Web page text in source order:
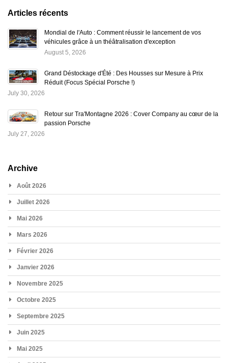
Articles récents
Mondial de l'Auto : Comment réussir le lancement de vos
véhicules grâce à un théâtralisation d'exception
August 5, 2026
Grand Déstockage d'Été : Des Housses sur Mesure à Prix
Réduit (Focus Spécial Porsche !)
July 30, 2026
Retour sur Tra'Montagne 2026 : Cover Company au cœur de la
passion Porsche
July 27, 2026
Archive
Août 2026
Juillet 2026
Mai 2026
Mars 2026
Février 2026
Janvier 2026
Novembre 2025
Octobre 2025
Septembre 2025
Juin 2025
Mai 2025